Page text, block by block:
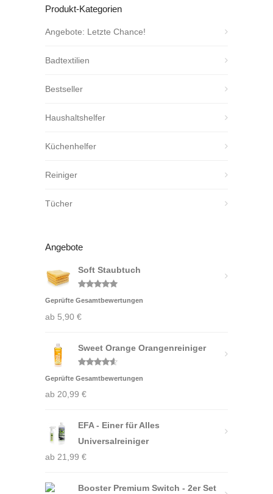
Produkt-Kategorien
Angebote: Letzte Chance!
Badtextilien
Bestseller
Haushaltshelfer
Küchenhelfer
Reiniger
Tücher
Angebote
Soft Staubtuch
Bewertet
mit5.00
Geprüfte Gesamtbewertungen
ab 5,90 €
Sweet Orange Orangenreiniger
mit4.50
Geprüfte Gesamtbewertungen
ab 20,99 €
EFA - Einer für Alles
Universalreiniger
ab 21,99 €
Booster Premium Switch - 2er Set